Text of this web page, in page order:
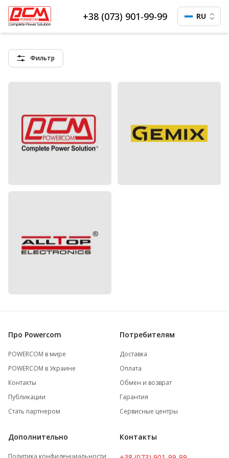
+38 (073) 901-99-99 RU
Фильтр
Про Powercom
POWERCOM в мире
POWERCOM в Украине
Контакты
Публикации
Стать партнером
Потребителям
Доставка
Оплата
Обмен и возврат
Гарантия
Сервисные центры
Дополнительно
Политика конфиденциальности
Контакты